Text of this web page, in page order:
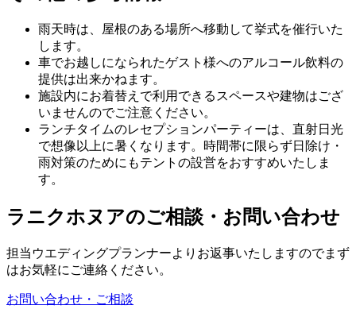
雨天時は、屋根のある場所へ移動して挙式を催行いた
します。
車でお越しになられたゲスト様へのアルコール飲料の
提供は出来かねます。
施設内にお着替えで利用できるスペースや建物はござ
いませんのでご注意ください。
ランチタイムのレセプションパーティーは、直射日光
で想像以上に暑くなります。時間帯に限らず日除け・
雨対策のためにもテントの設営をおすすめいたしま
す。
ラニクホヌアのご相談・お問い合わせ
担当ウエディングプランナーよりお返事いたしますのでまず
はお気軽にご連絡ください。
お問い合わせ・ご相談